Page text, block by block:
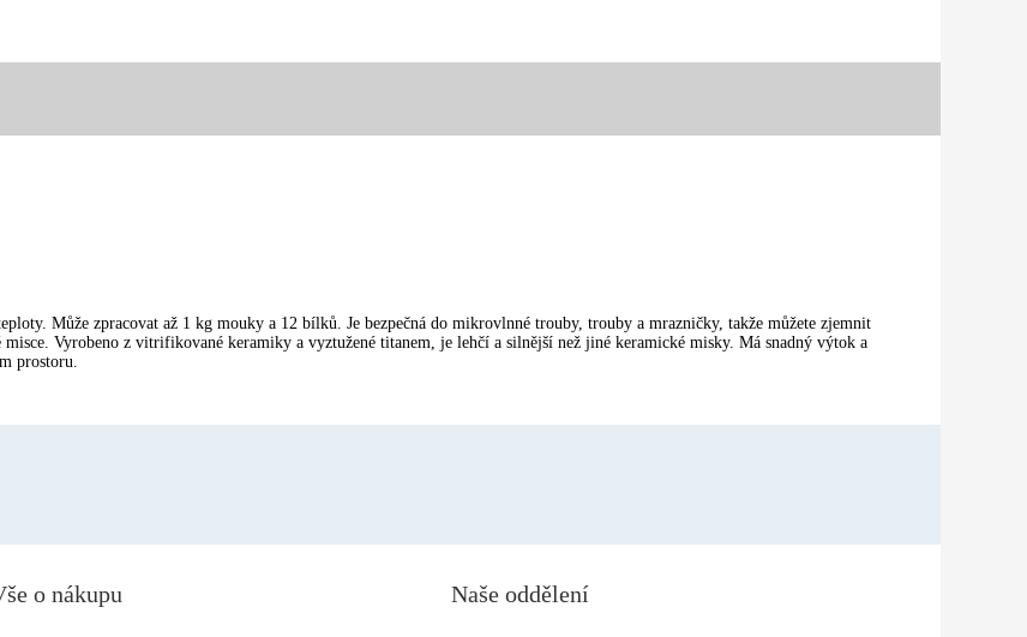
Může zpracovat až 1 kg mouky a 12 bílků. Je bezpečná do mikrovlnné trouby, trouby a mrazničky, takže můžete zjemnit
Vyrobeno z vitrifikované keramiky a vyztužené titanem, je lehčí a silnější než jiné keramické misky. Má snadný výtok a
prostoru.
o nákupu Naše oddělení